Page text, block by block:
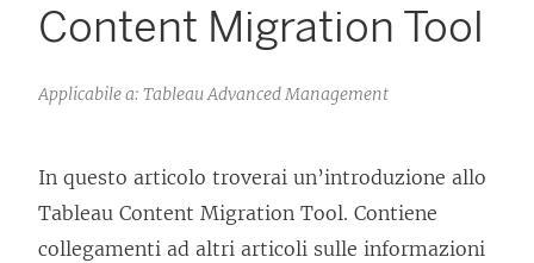
Content Migration Tool
Applicabile a: Tableau Advanced Management
In questo articolo troverai un’introduzione allo
Tableau Content Migration Tool. Contiene
collegamenti ad altri articoli sulle informazioni